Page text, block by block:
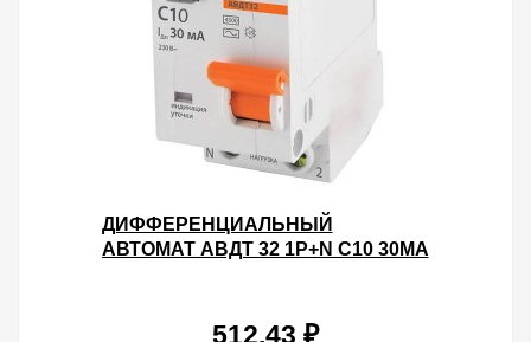
ДИФФЕРЕНЦИАЛЬНЫЙ
АВТОМАТ АВДТ 32 1P+N C10 30МА
512.43 ₽